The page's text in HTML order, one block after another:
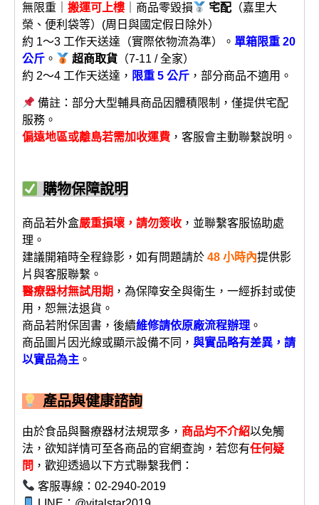
無限重｜ 搬運可上樓 ｜商品零毀損 宅配 （嘉里大
榮、便利袋等）(周日與國定假日除外）
約 1～3 工作天送達（實際依物流為準）。 單箱限重 20
公斤 。 超商取貨 （7-11 / 全家）
約 2～4 工作天送達， 限重 5 公斤 ，部分商品不適用。
備註：部分大型輔具商品因體積限制，僅提供宅配
服務。
偏遠地區或離島若需加收運費 ，客服會主動聯繫說明。
購物保障說明
商品若外盒嚴重損壞，請勿簽收 ，並聯繫客服協助處
理。
建議開箱時全程錄影，如有問題請於 48 小時內提供影
片與客服聯繫。
醫療器材無試用期 ，為保障安全與衛生，一經拆封或使
用，恕無法退貨。
商品若附保固書，後續維修請依原廠流程辦理 。
商品圖片因光線或顯示設備不同， 與實品略有差異，請
以實品為主 。
產品與健康諮詢
由於食品與醫療器材法規眾多， 商品均不介紹以免觸
法，欲知詳情可至各商品的官網查詢，若您有任何疑
問 ，歡迎透過以下方式聯繫我們：
客服專線：02-2940-2019